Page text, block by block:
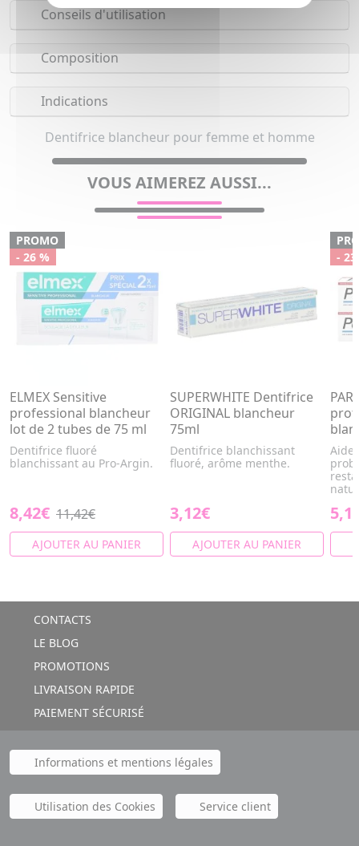
Conseils d'utilisation
Composition
Indications
Dentifrice blancheur pour femme et homme
VOUS AIMEREZ AUSSI...
PROMO
- 26 %
ELMEX Sensitive
professional blancheur
lot de 2 tubes de 75 ml
Dentifrice fluoré
blanchissant au Pro-Argin.
8,42€ 11,42€
AJOUTER AU PANIER
SUPERWHITE Dentifrice
ORIGINAL blancheur
75ml
Dentifrice blanchissant
fluoré, arôme menthe.
3,12€
AJOUTER AU PANIER
-
Aide
CONTACTS
LE BLOG
PROMOTIONS
LIVRAISON RAPIDE
PAIEMENT SÉCURISÉ
Informations et mentions légales
Utilisation des Cookies Service client